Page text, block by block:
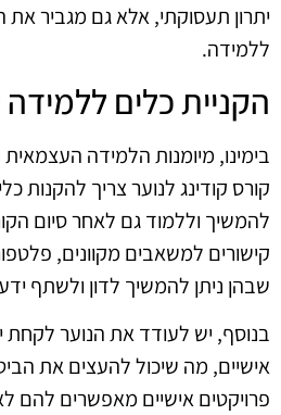
יתרון תעסוקתי, אלא גם מגביר את
ללמידה.
הקניית כלים
בימינו, מיומנות הלמידה העצמאית
קורס קודינג לנוער צריך להקנות
להמשיך וללמוד גם לאחר סיום
קישורים למשאבים מקוונים,
שבהן ניתן להמשיך לדון ולשתף
בנוסף, יש לעודד את הנוער לקחת
אישיים, מה שיכול להעצים את
פרויקטים אישיים מאפשרים להם